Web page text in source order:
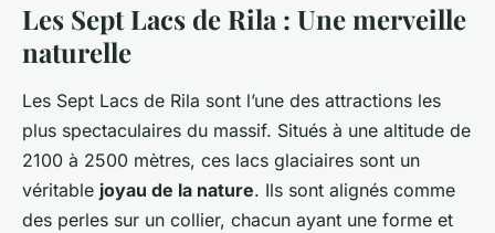
Les Sept Lacs de Rila : Une merveille
naturelle
Les Sept Lacs de Rila sont l’une des attractions les
plus spectaculaires du massif. Situés à une altitude de
2100 à 2500 mètres, ces lacs glaciaires sont un
véritable joyau de la nature. Ils sont alignés comme
des perles sur un collier, chacun ayant une forme et